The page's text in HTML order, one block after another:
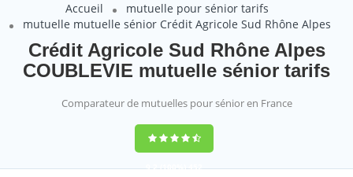
Accueil
mutuelle pour sénior tarifs
mutuelle mutuelle sénior Crédit Agricole Sud Rhône Alpes
Crédit Agricole Sud Rhône Alpes
COUBLEVIE mutuelle sénior tarifs
Comparateur de mutuelles pour sénior en France
9,2(100%)452